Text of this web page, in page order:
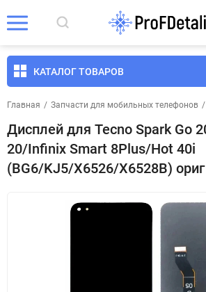
КАТАЛОГ ТОВАРОВ
Главная / Запчасти для мобильных телефонов /
Дисплей для Tecno Spark Go
20/Infinix Smart 8Plus/Hot 40i
(BG6/KJ5/X6526/X6528B) ориг